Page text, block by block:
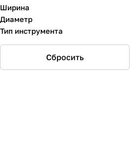
Ширина
Диаметр
Тип инструмента
Сбросить